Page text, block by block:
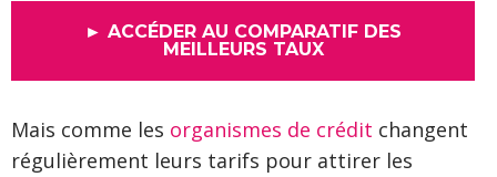
► ACCÉDER AU COMPARATIF DES
MEILLEURS TAUX
Mais comme les organismes de crédit changent
régulièrement leurs tarifs pour attirer les